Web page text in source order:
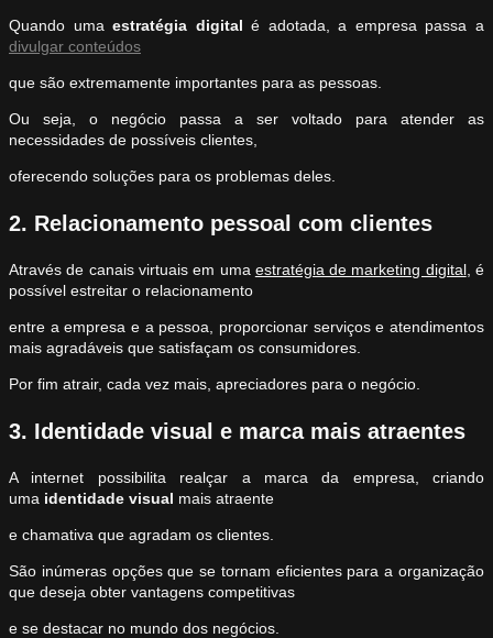
Quando umaestratégia digital é adotada, a empresa passa a
divulgar conteúdos
que são extremamente importantes para as pessoas.
Ou seja, o negócio passa a ser voltado para atender as
necessidades de possíveis clientes,
oferecendo soluções para os problemas deles.
2. Relacionamento pessoal com clientes
Através de canais virtuais em uma estratégia de marketing digital, é
possível estreitar o relacionamento
entre a empresa e a pessoa, proporcionar serviços e atendimentos
mais agradáveis que satisfaçam os consumidores.
Por fim atrair, cada vez mais, apreciadores para o negócio.
3. Identidade visual e marca mais atraentes
A internet possibilita realçar a marca da empresa, criando
uma identidade visual mais atraente
e chamativa que agradam os clientes.
São inúmeras opções que se tornam eficientes para a organização
que deseja obter vantagens competitivas
e se destacar no mundo dos negócios.